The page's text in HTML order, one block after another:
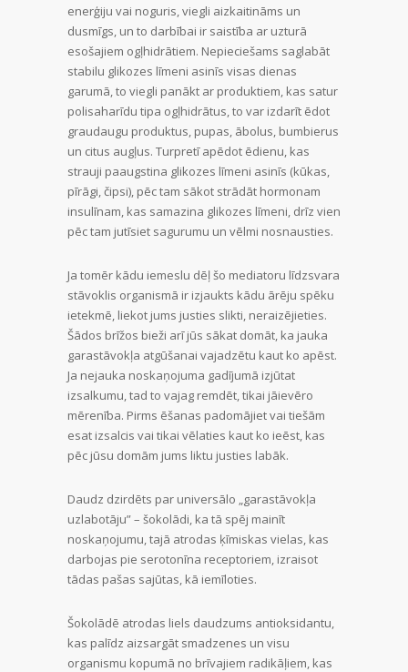
enerģiju vai noguris, viegli aizkaitināms un
dusmīgs, un to darbībai ir saistība ar uzturā
esošajiem ogļhidrātiem. Nepieciešams saglabāt
stabilu glikozes līmeni asinīs visas dienas
garumā, to viegli panākt ar produktiem, kas satur
polisaharīdu tipa ogļhidrātus, to var izdarīt ēdot
graudaugu produktus, pupas, ābolus, bumbierus
un citus augļus. Turpretī apēdot ēdienu, kas
strauji paaugstina glikozes līmeni asinīs (kūkas,
pīrāgi, čipsi), pēc tam sākot strādāt hormonam
insulīnam, kas samazina glikozes līmeni, drīz vien
pēc tam jutīsiet sagurumu un vēlmi nosnausties.
Ja tomēr kādu iemeslu dēļ šo mediatoru līdzsvara
stāvoklis organismā ir izjaukts kādu ārēju spēku
ietekmē, liekot jums justies slikti, neraizējieties.
Šādos brīžos bieži arī jūs sākat domāt, ka jauka
garastāvokļa atgūšanai vajadzētu kaut ko apēst.
Ja nejauka noskaņojuma gadījumā izjūtat
izsalkumu, tad to vajag remdēt, tikai jāievēro
mērenība. Pirms ēšanas padomājiet vai tiešām
esat izsalcis vai tikai vēlaties kaut ko ieēst, kas
pēc jūsu domām jums liktu justies labāk.
Daudz dzirdēts par universālo „garastāvokļa
uzlabotāju” – šokolādi, ka tā spēj mainīt
noskaņojumu, tajā atrodas ķīmiskas vielas, kas
darbojas pie serotonīna receptoriem, izraisot
tādas pašas sajūtas, kā iemīloties.
Šokolādē atrodas liels daudzums antioksidantu,
kas palīdz aizsargāt smadzenes un visu
organismu kopumā no brīvajiem radikāļiem, kas